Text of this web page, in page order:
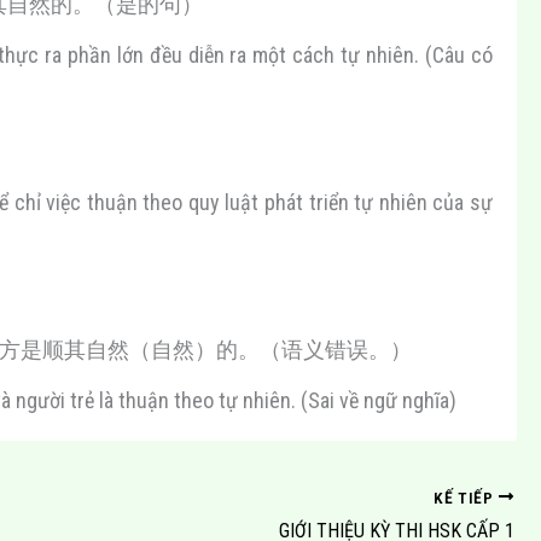
ra phần lớn đều diễn ra một cách tự nhiên. (Câu có
việc thuận theo quy luật phát triển tự nhiên của sự
是顺其自然（自然）的。（语义错误。）
người trẻ là thuận theo tự nhiên. (Sai về ngữ nghĩa)
KẾ TIẾP
GIỚI THIỆU KỲ THI HSK CẤP 1